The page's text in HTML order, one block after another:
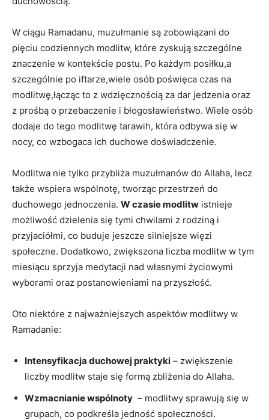
W ciągu Ramadanu, muzułmanie ⁢są zobowiązani do
pięciu codziennych modlitw, które zyskują ⁢szczególne
znaczenie w kontekście postu. Po każdym posiłku,a
‍szczególnie po iftarze,wiele osób ‌poświęca czas ⁤na
modlitwę,łącząc to z ‌wdzięcznością za dar jedzenia oraz
z prośbą o przebaczenie i błogosławieństwo. Wiele ‌osób
dodaje do tego modlitwę tarawih, która odbywa się w
nocy, co ⁤wzbogaca ich duchowe doświadczenie.
Modlitwa nie ⁤tylko przybliża muzułmanów do Allaha, lecz
także‍ wspiera wspólnotę, tworząc przestrzeń do
duchowego jednoczenia. W czasie modlitw ⁣istnieje‍
możliwość dzielenia się tymi chwilami z rodziną i⁢
przyjaciółmi, co buduje jeszcze silniejsze więzi
społeczne. Dodatkowo, zwiększona liczba modlitw w tym
‍miesiącu sprzyja medytacji nad własnymi życiowymi
wyborami‌ oraz postanowieniami na przyszłość.
Oto niektóre z najważniejszych aspektów modlitwy ​w
Ramadanie:
Intensyfikacja duchowej praktyki – zwiększenie
liczby modlitw staje ⁣się formą zbliżenia do Allaha.
Wzmacnianie wspólnoty ⁣ – modlitwy sprawują się w​
grupach, co podkreśla jedność społeczności.